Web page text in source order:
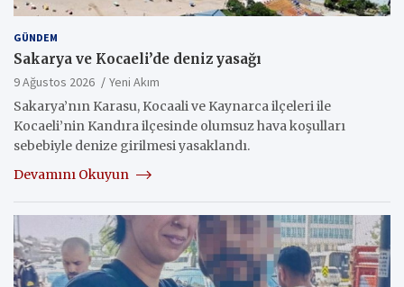
GÜNDEM
Sakarya ve Kocaeli’de deniz yasağı
9 Ağustos 2026
Yeni Akım
Sakarya’nın Karasu, Kocaali ve Kaynarca ilçeleri ile
Kocaeli’nin Kandıra ilçesinde olumsuz hava koşulları
sebebiyle denize girilmesi yasaklandı.
Devamını Okuyun